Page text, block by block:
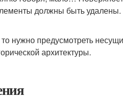
должны быть
нужно предусмотреть
архитектуры.